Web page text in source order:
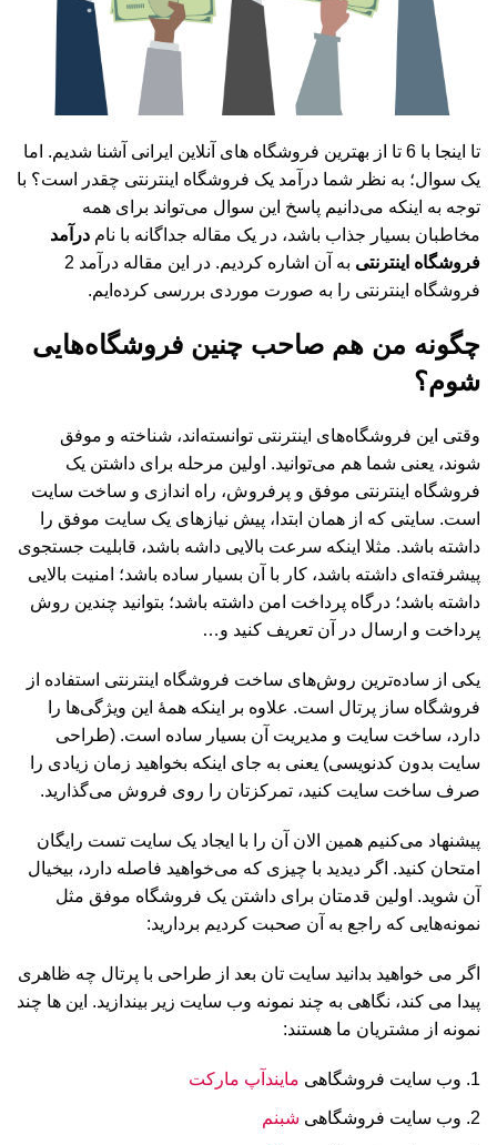
تا اینجا با 6 تا از بهترین فروشگاه های آنلاین ایرانی آشنا شدیم. اما
یک سوال؛ به نظر شما درآمد یک فروشگاه اینترنتی چقدر است؟ با
توجه به اینکه می‌دانیم پاسخ این سوال می‌تواند برای همه
مخاطبان بسیار جذاب باشد، در یک مقاله جداگانه با نام درآمد
فروشگاه اینترنتی
به آن اشاره کردیم. در این مقاله درآمد 2
فروشگاه اینترنتی را به صورت موردی بررسی کرده‌ایم.
چگونه من هم صاحب چنین فروشگاه‌هایی
شوم؟
وقتی این فروشگاه‌های اینترنتی توانسته‌اند، شناخته و موفق
شوند، یعنی شما هم می‌توانید. اولین مرحله برای داشتن یک
فروشگاه اینترنتی موفق و پرفروش، راه اندازی و ساخت سایت
است. سایتی که از همان ابتدا، پیش نیازهای یک سایت موفق را
داشته باشد. مثلا اینکه سرعت بالایی داشه باشد، قابلیت جستجوی
پیشرفته‌ای داشته باشد، کار با آن بسیار ساده باشد؛ امنیت بالایی
داشته باشد؛ درگاه پرداخت امن داشته باشد؛ بتوانید چندین روش
پرداخت و ارسال در آن تعریف کنید و…
یکی از ساده‌ترین روش‌های ساخت فروشگاه اینترنتی استفاده از
فروشگاه ساز پرتال است. علاوه بر اینکه همۀ این ویژگی‌ها را
دارد، ساخت سایت و مدیریت آن بسیار ساده است. (طراحی
سایت بدون کدنویسی) یعنی به جای اینکه بخواهید زمان زیادی را
صرف ساخت سایت کنید، تمرکزتان را روی فروش می‌‎گذارید.
پیشنهاد می‌کنیم همین الان آن را با ایجاد یک سایت تست رایگان
امتحان کنید. اگر دیدید با چیزی که می‌خواهید فاصله دارد، بیخیال
آن شوید. اولین قدمتان برای داشتن یک فروشگاه موفق مثل
نمونه‌هایی که راجع به آن صحبت کردیم بردارید:
اگر می خواهید بدانید سایت تان بعد از طراحی با پرتال چه ظاهری
پیدا می کند، نگاهی به چند نمونه وب سایت زیر بیندازید. این ها چند
نمونه از مشتریان ما هستند:
وب سایت فروشگاهی مایندآپ مارکت
وب سایت فروشگاهی شبنم